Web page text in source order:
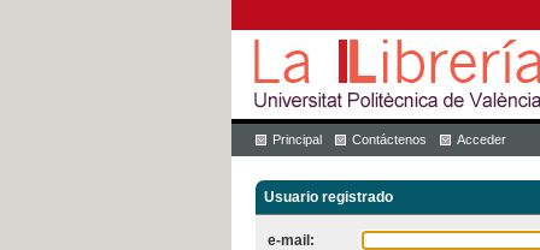
Principal Contáctenos Acceder
Usuario registrado
e-mail: